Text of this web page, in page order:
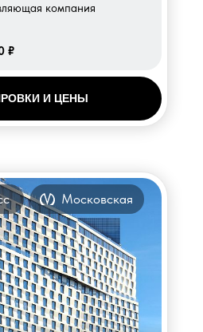
₽
компания
И ЦЕНЫ
Московская